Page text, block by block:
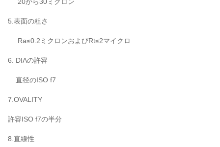
5.表面の粗さ
Ra≤0.2ミクロンおよびRt≤2マイクロ
6. DIAの許容
直径のISO f7
7.OVALITY
許容ISO f7の半分
8.直線性